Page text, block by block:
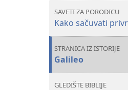
SAVETI ZA PORODICU
Kako sačuvati
STRANICA IZ ISTORIJE
Galileo
GLEDIŠTE BIBLIJE